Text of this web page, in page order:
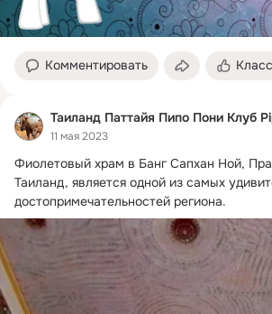
Комментировать Класс
Таиланд Паттайя Пипо Пони Клуб
11 мая 2023
Фиолетовый храм в Банг Сапхан Ной,
Таиланд, является одной из самых
достопримечательностей региона.